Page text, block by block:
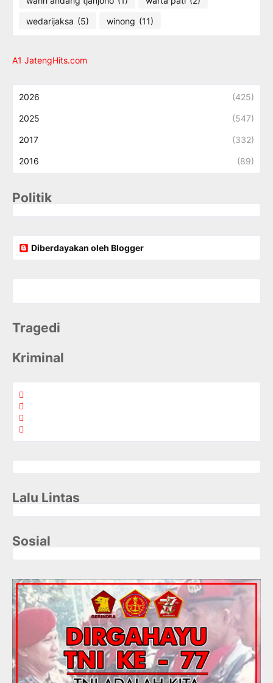
wedarijaksa (5) winong (11)
A1 JatengHits.com
2026 (425)
2025 (547)
2017 (332)
2016 (89)
Politik
Diberdayakan oleh Blogger
Tragedi
Kriminal
Lalu Lintas
Sosial